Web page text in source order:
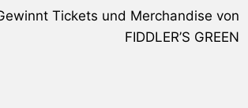
Tickets und Merchandise von
FIDDLER’S GREEN